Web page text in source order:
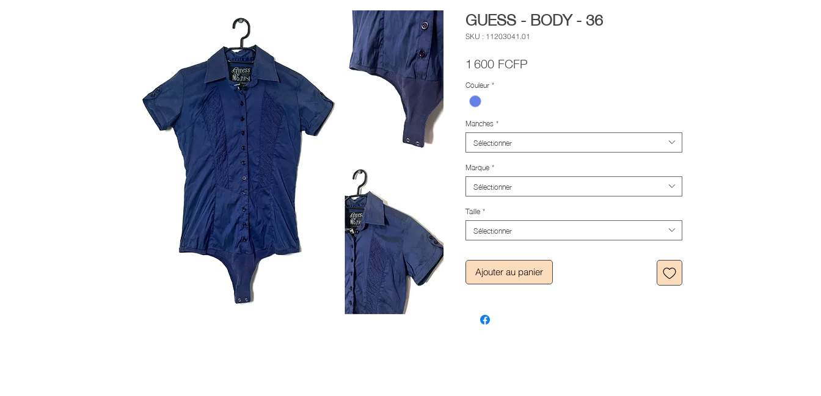
GUESS - BODY - 36
SKU : 11203041.01
1 600 FCFP
Couleur*
Manches*
Sélectionner
Marque*
Sélectionner
Taille*
Sélectionner
Ajouter au panier